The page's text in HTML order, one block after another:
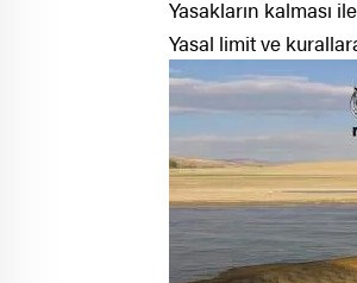
Yasakların kalması
Yasal limit ve